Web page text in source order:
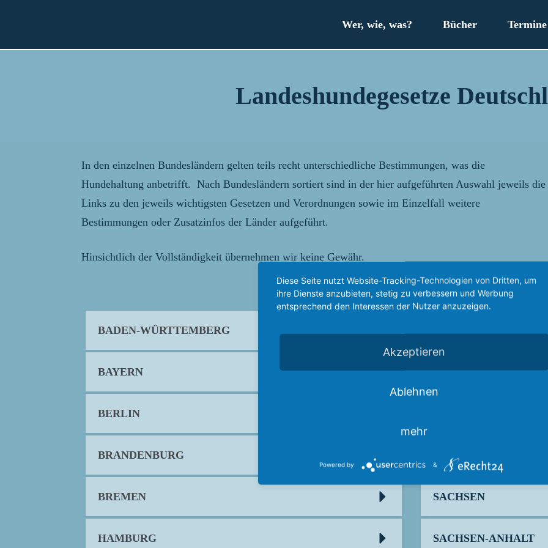
Wer, wie, was? Bücher Termine
Landeshundegesetze
In den einzelnen Bundesländern gelten teils recht unterschiedliche Bestimmungen, was die
Hundehaltung anbetrifft. Nach Bundesländern sortiert sind in der hier aufgeführten Auswahl jeweils die
Links zu den jeweils wichtigsten Gesetzen und Verordnungen sowie im Einzelfall weitere
Bestimmungen oder Zusatzinfos der Länder aufgeführt.
Hinsichtlich der Vollständigkeit übernehmen wir keine Gewähr.
BADEN-WÜRTTEMBERG
BAYERN
BERLIN
BRANDENBURG
BREMEN
HAMBURG
NIEDERSACHSEN
NORDRHEIN-
SAARLAND
SACHSEN
SACHSEN-ANHALT
Diese Seite nutzt Website-Tracking-Technologien von Dritten, um
ihre Dienste anzubieten, stetig zu verbessern und Werbung
entsprechend den Interessen der Nutzer anzuzeigen.
Akzeptieren
Ablehnen
mehr
Powered by &